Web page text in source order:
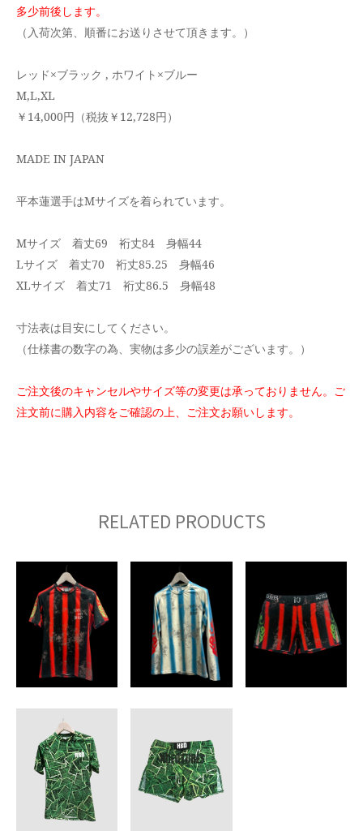
多少前後します。
（入荷次第、順番にお送りさせて頂きます。）
レッド×ブラック , ホワイト×ブルー
M,L,XL
￥14,000円（税抜￥12,728円）
MADE IN JAPAN
平本蓮選手はMサイズを着られています。
Mサイズ 着丈69 裄丈84 身幅44
Lサイズ 着丈70 裄丈85.25 身幅46
XLサイズ 着丈71 裄丈86.5 身幅48
寸法表は目安にしてください。
（仕様書の数字の為、実物は多少の誤差がございます。）
ご注文後のキャンセルやサイズ等の変更は承っておりません。 ご
注文前に購入内容をご確認の上、ご注文お願いします。
RELATED PRODUCTS